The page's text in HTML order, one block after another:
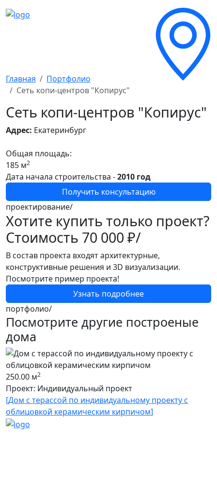
Главная
Портфолио
Сеть копи-центров "Копирус"
Сеть копи-центров "Копирус"
Адрес: Екатеринбург
Общая площадь:
185 м2
Дата начала строительства -2010 год
Получить консультацию
проектирование/
Хотите купить только проект?
Стоимость 70 000 ₽/
В состав проекта входят архитектурные,
конструктивные решения и 3D визуализации.
Посмотрите пример проекта!
Узнать подробнее
портфолио/
Посмотрите другие построеные
дома
250.00 м2
Проект: Индивидуальный проект
[Дом с терассой по индивидуальному проекту с
облицовкой керамическим кирпичом]